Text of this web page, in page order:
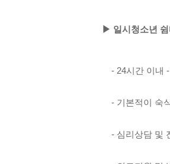
▶ 일시청소년
- 24시간 이내 -
- 기본적이 숙
- 심리상담 및